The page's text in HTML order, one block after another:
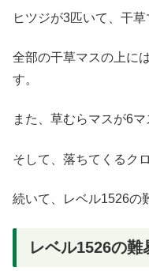
ヒツジが3匹いて、干草
全部の干草マスの上に
す。
また、草むらマスが6マ
そして、落ちてくるク
続いて、レベル1526の
レベル1526の